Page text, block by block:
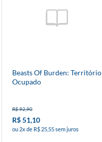
Beasts Of Burden: Território
Ocupado
R$ 92,90
R$ 51,10
ou 2x de R$ 25,55 sem juros